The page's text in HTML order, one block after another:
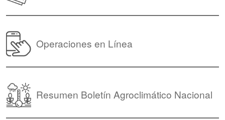
Operaciones en Línea
Resumen Boletín Agroclimático Nacional